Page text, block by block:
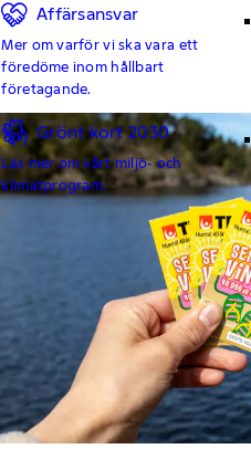
Affärsansvar
Mer om varför vi ska vara ett
föredöme inom hållbart
företagande.
Grönt kort 2030
Läs mer om vårt miljö- och
klimatprogram.